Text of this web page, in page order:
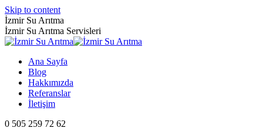
Skip to content
İzmir Su Arıtma
İzmir Su Arıtma Servisleri
Ana Sayfa
Blog
Hakkımızda
Referanslar
İletişim
0 505 259 72 62